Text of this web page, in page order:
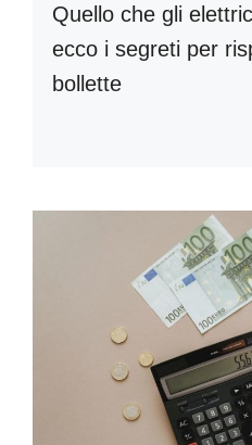
Quello che gli
ecco i segreti per
bollette